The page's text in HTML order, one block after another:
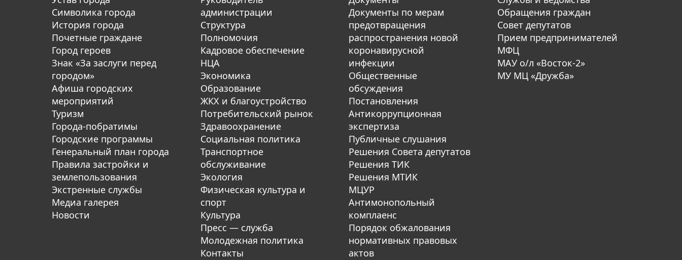
Символика города
История города
Почетные граждане
Город героев
Знак «За заслуги перед
городом»
Афиша городских
мероприятий
Туризм
Города-побратимы
Городские программы
Генеральный план города
Правила застройки и
землепользования
Экстренные службы
Медиа галерея
Новости
администрации
Структура
Полномочия
Кадровое обеспечение
НЦА
Экономика
Образование
ЖКХ и благоустройство
Потребительский рынок
Здравоохранение
Социальная политика
Транспортное
обслуживание
Экология
Физическая культура и
спорт
Культура
Пресс — служба
Молодежная политика
Контакты
Документы по мерам
предотвращения
распространения новой
коронавирусной
инфекции
Общественные
обсуждения
Постановления
Антикоррупционная
экспертиза
Публичные слушания
Решения Совета депутатов
Решения ТИК
Решения МТИК
МЦУР
Антимонопольный
комплаенс
Порядок обжалования
нормативных правовых
актов
Обращения граждан
Совет депутатов
Прием предпринимателей
МФЦ
МАУ о/л «Восток-2»
МУ МЦ «Дружба»